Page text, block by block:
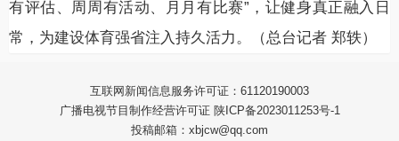
有评估、周周有活动、月月有比赛”，让健身真正融入日
常，为建设体育强省注入持久活力。（总台记者 郑轶）
互联网新闻信息服务许可证：61120190003
广播电视节目制作经营许可证 陕ICP备2023011253号-1
投稿邮箱：xbjcw@qq.com